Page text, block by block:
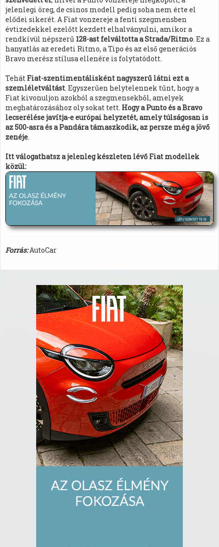
jelenlegi öreg, de csinos modell pedig soha nem érte el
elődei sikerét. A Fiat vonzereje a fenti szegmensben
évtizedekkel ezelőtt kezdett elhalványulni, amikor a
rendkívül népszerű 128-ast felváltotta a Strada/Ritmo. Ez a
hanyatlás az eredeti Ritmo, a Tipo és az első generációs
Bravo merész stílusa ellenére is folytatódott.
Tehát Fiat-szentimentálisként nagyszerű látni ezt a
szemléletváltást. Egyszerűen helytelennek tűnt, hogy a
Fiat kivonuljon azokból a szegmensekből, amelyek
meghatározásához oly sokat tett. Hogy a Punto és a Bravo
lecserélése javítja-e európai helyzetét, amely túlságosan is
az 500-asra és a Pandára támaszkodik, az persze még a jövő
zenéje.
Itt válogathatsz a jelenleg készleten lévő Fiat modellek
közül:
Forrás:AutoCar